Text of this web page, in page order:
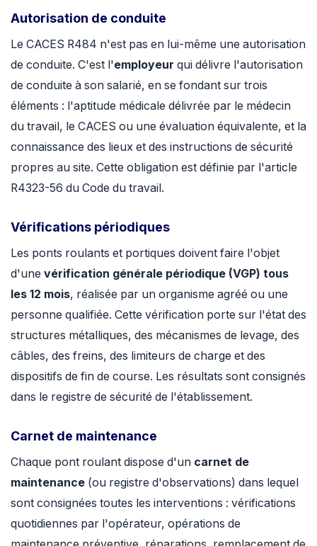
Autorisation de conduite
Le CACES R484 n'est pas en lui-même une autorisation
de conduite. C'est l'employeur qui délivre l'autorisation
de conduite à son salarié, en se fondant sur trois
éléments : l'aptitude médicale délivrée par le médecin
du travail, le CACES ou une évaluation équivalente, et la
connaissance des lieux et des instructions de sécurité
propres au site. Cette obligation est définie par l'article
R4323-56 du Code du travail.
Vérifications périodiques
Les ponts roulants et portiques doivent faire l'objet
d'une vérification générale périodique (VGP) tous
les 12 mois, réalisée par un organisme agréé ou une
personne qualifiée. Cette vérification porte sur l'état des
structures métalliques, des mécanismes de levage, des
câbles, des freins, des limiteurs de charge et des
dispositifs de fin de course. Les résultats sont consignés
dans le registre de sécurité de l'établissement.
Carnet de maintenance
Chaque pont roulant dispose d'un carnet de
maintenance (ou registre d'observations) dans lequel
sont consignées toutes les interventions : vérifications
quotidiennes par l'opérateur, opérations de